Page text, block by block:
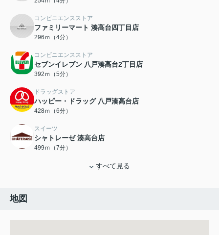
コンビニエンスストア
ファミリーマート 湊高台四丁目店
296ｍ（4分）
コンビニエンスストア
セブンイレブン 八戸湊高台2丁目店
392ｍ（5分）
ドラッグストア
ハッピー・ドラッグ 八戸湊高台店
428ｍ（6分）
スイーツ
シャトレーゼ 湊高台店
499ｍ（7分）
すべて見る
地図